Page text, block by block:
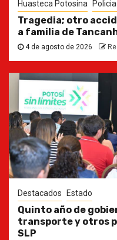
Huasteca Potosina
Tragedia; otro
a familia de
4 de agosto de 2026
Destacados Estado
Quinto año de
transporte y otros
SLP